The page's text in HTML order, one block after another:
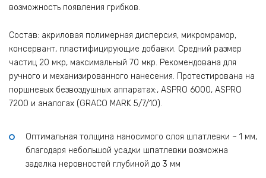
возможность появления грибков.
Состав: акриловая полимерная дисперсия, микромрамор,
консервант, пластифицирующие добавки. Средний размер
частиц 20 мкр, максимальный 70 мкр. Рекомендована для
ручного и механизированного нанесения. Протестирована на
поршневых безвоздушных аппаратах:, ASPRO 6000, ASPRO
7200 и аналогах (GRACO MARK 5/7/10).
Оптимальная толщина наносимого слоя шпатлевки ~ 1 мм,
благодаря небольшой усадки шпатлевки возможна
заделка неровностей глубиной до 3 мм